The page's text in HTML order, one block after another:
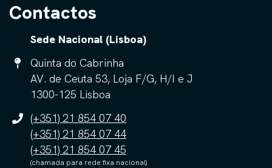
Contactos
Sede Nacional (Lisboa)
Quinta do Cabrinha
AV. de Ceuta 53, Loja F/G, H/I e J
1300-125 Lisboa
(+351) 21 854 07 40
(+351) 21 854 07 44
(+351) 21 854 07 45
(chamada para rede fixa nacional)